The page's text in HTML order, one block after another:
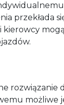
przekłada
kierowcy
rozwiązanie